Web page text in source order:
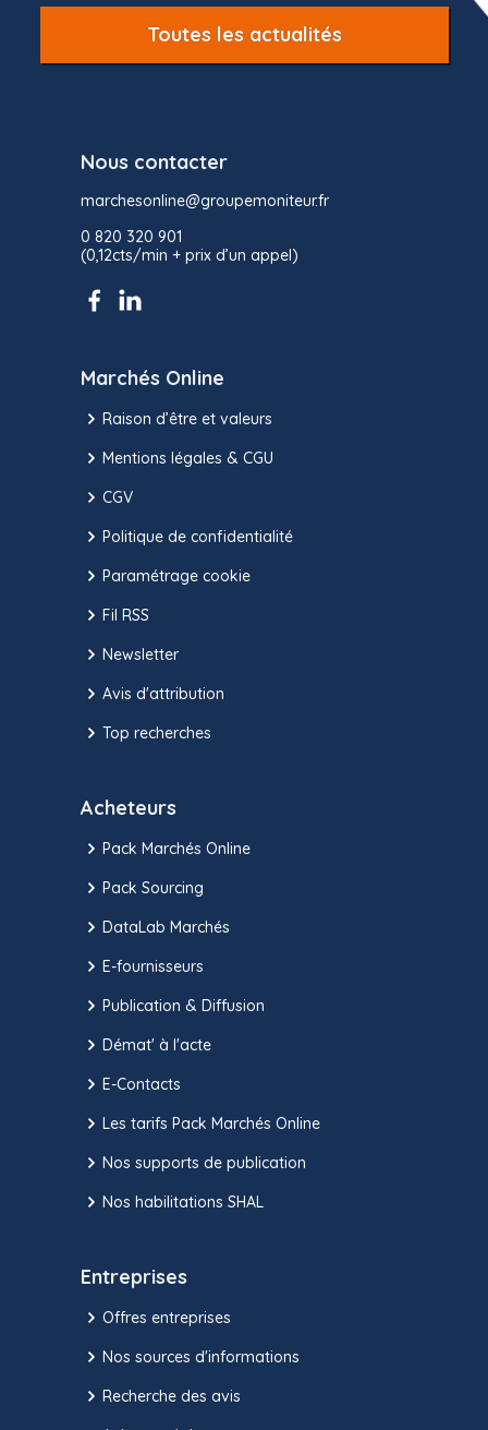
Toutes les actualités
Nous contacter
marchesonline@groupemoniteur.fr
0 820 320 901
(0,12cts/min + prix d’un appel)
Marchés Online
Raison d’être et valeurs
Mentions légales & CGU
CGV
Politique de confidentialité
Paramétrage cookie
Fil RSS
Newsletter
Avis d'attribution
Top recherches
Acheteurs
Pack Marchés Online
Pack Sourcing
DataLab Marchés
E-fournisseurs
Publication & Diffusion
Démat' à l'acte
E-Contacts
Les tarifs Pack Marchés Online
Nos supports de publication
Nos habilitations SHAL
Entreprises
Offres entreprises
Nos sources d'informations
Recherche des avis